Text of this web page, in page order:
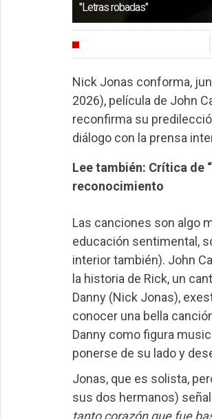
"Letras robadas"
Nick Jonas conforma,
2026), película de John
reconfirma su
diálogo con la prensa
Lee también: Crítica de
reconocimiento
Las canciones son algo
educación sentimental,
interior también). John
la historia de Rick, un
Danny (Nick Jonas),
conocer una bella
Danny como figura
ponerse de su lado y
Jonas, que es solista,
sus dos hermanos)